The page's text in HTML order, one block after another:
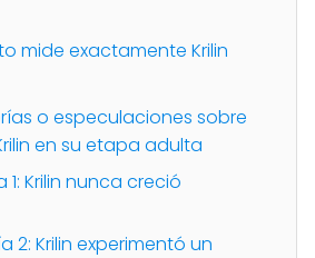
mide exactamente Krilin
o especulaciones sobre
en su etapa adulta
1: Krilin nunca creció
2: Krilin experimentó un